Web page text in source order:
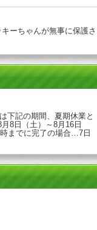
ーちゃんが無事に保護さ
下記の期間、夏期休業と
8日（土）～8月16日
までに完了の場合…7日